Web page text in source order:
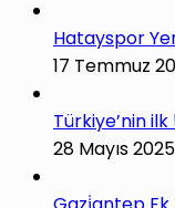
Hatayspor
17 Temmuz
Türkiye’nin
28 Mayıs 2025